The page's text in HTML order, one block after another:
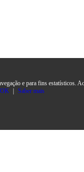
e para fins estatísticos.
OK Saber mais